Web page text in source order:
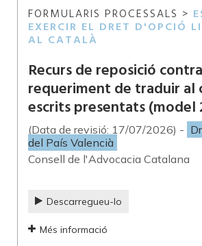
FORMULARIS PROCESSALS >
EXERCIR EL DRET D'OPCIÓ
AL CATALÀ
Recurs de reposició
requeriment de traduir al
escrits presentats (model
(Data de revisió: 17/07/2026) -
del País Valencià
Consell de l'Advocacia Catalana
Descarregueu-lo
Més informació